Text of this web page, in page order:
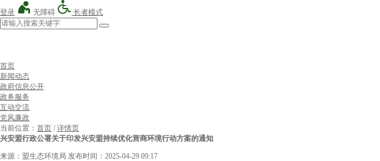
登录 无障碍 长者模式
首页
新闻动态
政府信息公开
政务服务
互动交流
党风廉政
当前位置： 首页 /详情页
兴安盟行政公署关于印发兴安盟持续优化营商环境行动方案的通知
来源：盟生态环境局 发布时间：2025-04-29 09:17